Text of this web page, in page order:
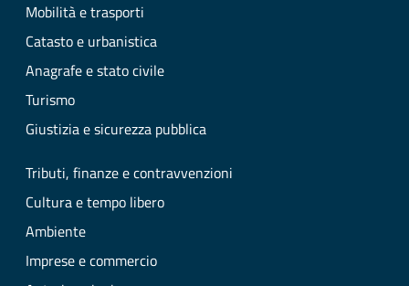
Mobilità e trasporti
Catasto e urbanistica
Anagrafe e stato civile
Turismo
Giustizia e sicurezza pubblica
Tributi, finanze e contravvenzioni
Cultura e tempo libero
Ambiente
Imprese e commercio